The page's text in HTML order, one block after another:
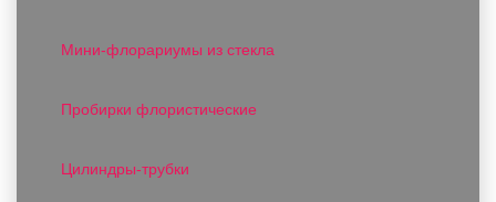
Мини-флорариумы из стекла
Пробирки флористические
Цилиндры-трубки